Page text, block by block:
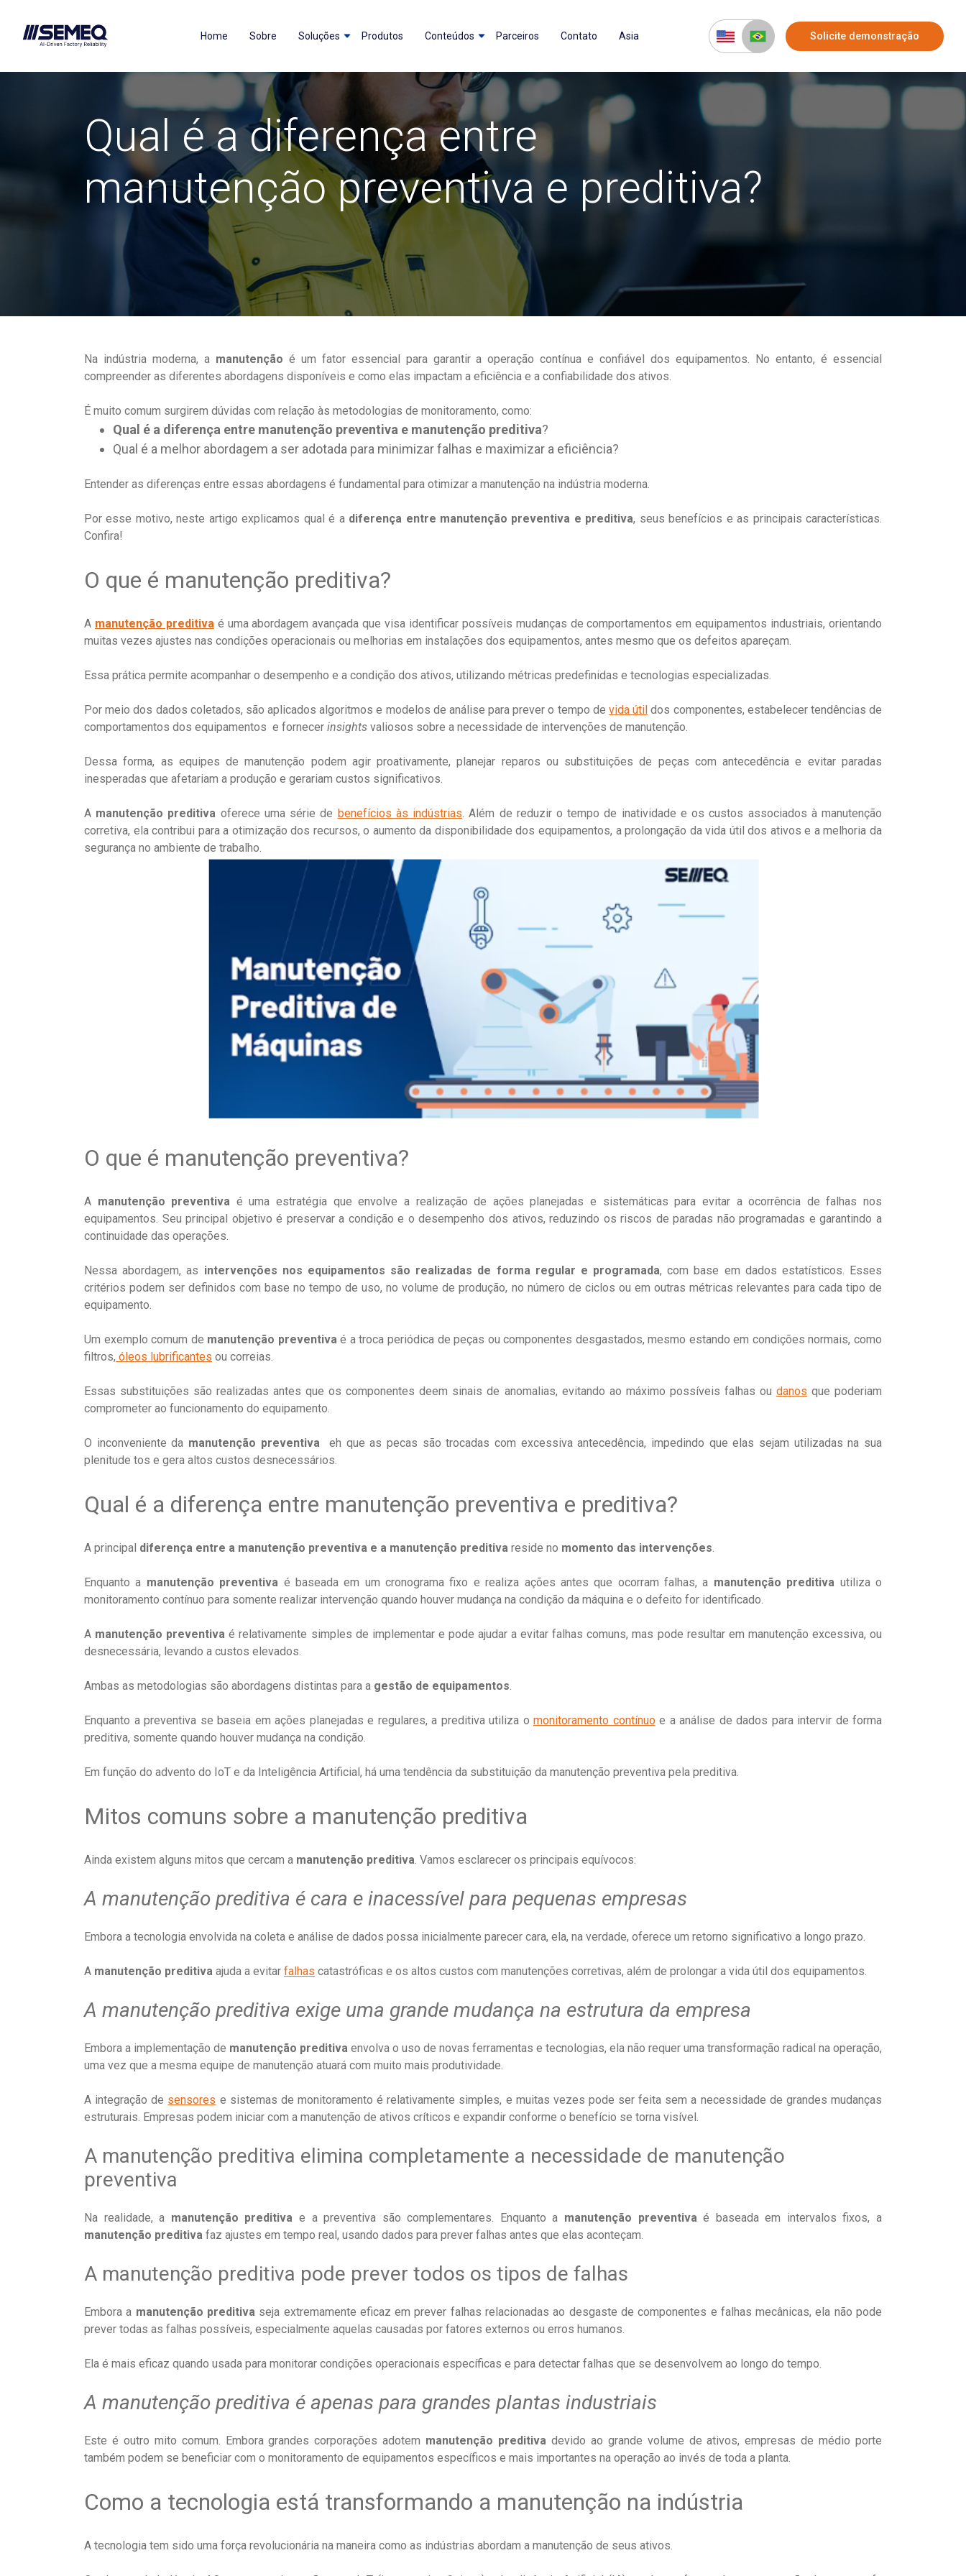
Home Sobre Soluções Produtos Conteúdos Parceiros Contato Asia Solicite demonstração
Qual é a diferença entre
manutenção preventiva e preditiva?
Na indústria moderna, amanutenção é um fator essencial para garantir a operação contínua e confiável dos equipamentos. No entanto, é essencial
compreender as diferentes abordagens disponíveis e como elas impactam a eficiência e a confiabilidade dos ativos.
É muito comum surgirem dúvidas com relação às metodologias de monitoramento, como:
Qual é a diferença entre manutenção preventiva e manutenção preditiva?
Qual é a melhor abordagem a ser adotada para minimizar falhas e maximizar a eficiência?
Entender as diferenças entre essas abordagens é fundamental para otimizar a manutenção na indústria moderna.
Por esse motivo, neste artigo explicamos qual é a diferença entre manutenção preventiva e preditiva, seus benefícios e as principais características.
Confira!
O que é manutenção preditiva?
A manutenção preditivaé uma abordagem avançada que visa identificar possíveis mudanças de comportamentos em equipamentos industriais, orientando
muitas vezes ajustes nas condições operacionais ou melhorias em instalações dos equipamentos, antes mesmo que os defeitos apareçam.
Essa prática permite acompanhar o desempenho e a condição dos ativos, utilizando métricas predefinidas e tecnologias especializadas.
Por meio dos dados coletados, são aplicados algoritmos e modelos de análise para prever o tempo de vida útil dos componentes, estabelecer tendências de
comportamentos dos equipamentos e fornecer insights valiosos sobre a necessidade de intervenções de manutenção.
Dessa forma, as equipes de manutenção podem agir proativamente, planejar reparos ou substituições de peças com antecedência e evitar paradas
inesperadas que afetariam a produção e gerariam custos significativos.
A manutenção preditiva oferece uma série de benefícios às indústrias. Além de reduzir o tempo de inatividade e os custos associados à manutenção
corretiva, ela contribui para a otimização dos recursos, o aumento da disponibilidade dos equipamentos, a prolongação da vida útil dos ativos e a melhoria da
segurança no ambiente de trabalho.
O que é manutenção preventiva?
A manutenção preventiva é uma estratégia que envolve a realização de ações planejadas e sistemáticas para evitar a ocorrência de falhas nos
equipamentos. Seu principal objetivo é preservar a condição e o desempenho dos ativos, reduzindo os riscos de paradas não programadas e garantindo a
continuidade das operações.
Nessa abordagem, as intervenções nos equipamentos são realizadas de forma regular e programada, com base em dados estatísticos. Esses
critérios podem ser definidos com base no tempo de uso, no volume de produção, no número de ciclos ou em outras métricas relevantes para cada tipo de
equipamento.
Um exemplo comum de manutenção preventivaé a troca periódica de peças ou componentes desgastados, mesmo estando em condições normais, como
filtros, óleos lubrificantes ou correias.
Essas substituições são realizadas antes que os componentes deem sinais de anomalias, evitando ao máximo possíveis falhas ou danos que poderiam
comprometer ao funcionamento do equipamento.
O inconveniente da manutenção preventivaeh que as pecas são trocadas com excessiva antecedência, impedindo que elas sejam utilizadas na sua
plenitude tos e gera altos custos desnecessários.
Qual é a diferença entre manutenção preventiva e preditiva?
A principal diferença entre a manutenção preventiva e a manutenção preditiva reside no momento das intervenções.
Enquanto a manutenção preventiva é baseada em um cronograma fixo e realiza ações antes que ocorram falhas, a manutenção preditiva utiliza o
monitoramento contínuo para somente realizar intervenção quando houver mudança na condição da máquina e o defeito for identificado.
A manutenção preventiva é relativamente simples de implementar e pode ajudar a evitar falhas comuns, mas pode resultar em manutenção excessiva, ou
desnecessária, levando a custos elevados.
Ambas as metodologias são abordagens distintas para a gestão de equipamentos.
Enquanto a preventiva se baseia em ações planejadas e regulares, a preditiva utiliza o monitoramento contínuoe a análise de dados para intervir de forma
preditiva, somente quando houver mudança na condição.
Em função do advento do IoT e da Inteligência Artificial, há uma tendência da substituição da manutenção preventiva pela preditiva.
Mitos comuns sobre a manutenção preditiva
Ainda existem alguns mitos que cercam a manutenção preditiva. Vamos esclarecer os principais equívocos:
A manutenção preditiva é cara e inacessível para pequenas empresas
Embora a tecnologia envolvida na coleta e análise de dados possa inicialmente parecer cara, ela, na verdade, oferece um retorno significativo a longo prazo.
A manutenção preditiva ajuda a evitar falhas catastróficas e os altos custos com manutenções corretivas, além de prolongar a vida útil dos equipamentos.
A manutenção preditiva exige uma grande mudança na estrutura da empresa
Embora a implementação de manutenção preditiva envolva o uso de novas ferramentas e tecnologias, ela não requer uma transformação radical na operação,
uma vez que a mesma equipe de manutenção atuará com muito mais produtividade.
A integração de sensores e sistemas de monitoramento é relativamente simples, e muitas vezes pode ser feita sem a necessidade de grandes mudanças
estruturais. Empresas podem iniciar com a manutenção de ativos críticos e expandir conforme o benefício se torna visível.
A manutenção preditiva elimina completamente a necessidade de manutenção
preventiva
Na realidade, a manutenção preditiva e a preventiva são complementares. Enquanto a manutenção preventivaé baseada em intervalos fixos, a
manutenção preditiva faz ajustes em tempo real, usando dados para prever falhas antes que elas aconteçam.
A manutenção preditiva pode prever todos os tipos de falhas
Embora a manutenção preditivaseja extremamente eficaz em prever falhas relacionadas ao desgaste de componentes e falhas mecânicas, ela não pode
prever todas as falhas possíveis, especialmente aquelas causadas por fatores externos ou erros humanos.
Ela é mais eficaz quando usada para monitorar condições operacionais específicas e para detectar falhas que se desenvolvem ao longo do tempo.
A manutenção preditiva é apenas para grandes plantas industriais
Este é outro mito comum. Embora grandes corporações adotem manutenção preditiva devido ao grande volume de ativos, empresas de médio porte
também podem se beneficiar com o monitoramento de equipamentos específicos e mais importantes na operação ao invés de toda a planta.
Como a tecnologia está transformando a manutenção na indústria
A tecnologia tem sido uma força revolucionária na maneira como as indústrias abordam a manutenção de seus ativos.